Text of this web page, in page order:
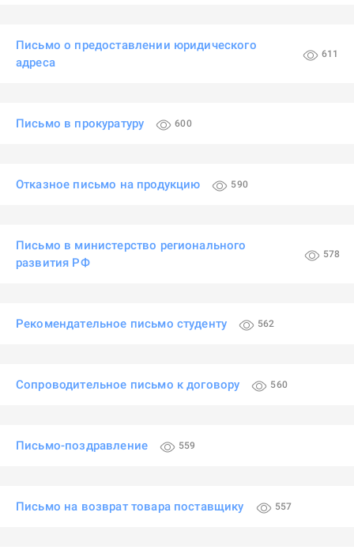
Письмо о предоставлении юридического
адреса
611
Письмо в прокуратуру 600
Отказное письмо на продукцию 590
Письмо в министерство регионального
развития РФ
578
Рекомендательное письмо студенту 562
Сопроводительное письмо к договору 560
Письмо-поздравление 559
Письмо на возврат товара поставщику 557